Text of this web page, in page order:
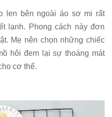
len bên ngoài áo sơ mi rất
lạnh. Phong cách này đơn
Mẹ nên chọn những chiếc
hôi đem lại sự thoáng mát
cơ thể.